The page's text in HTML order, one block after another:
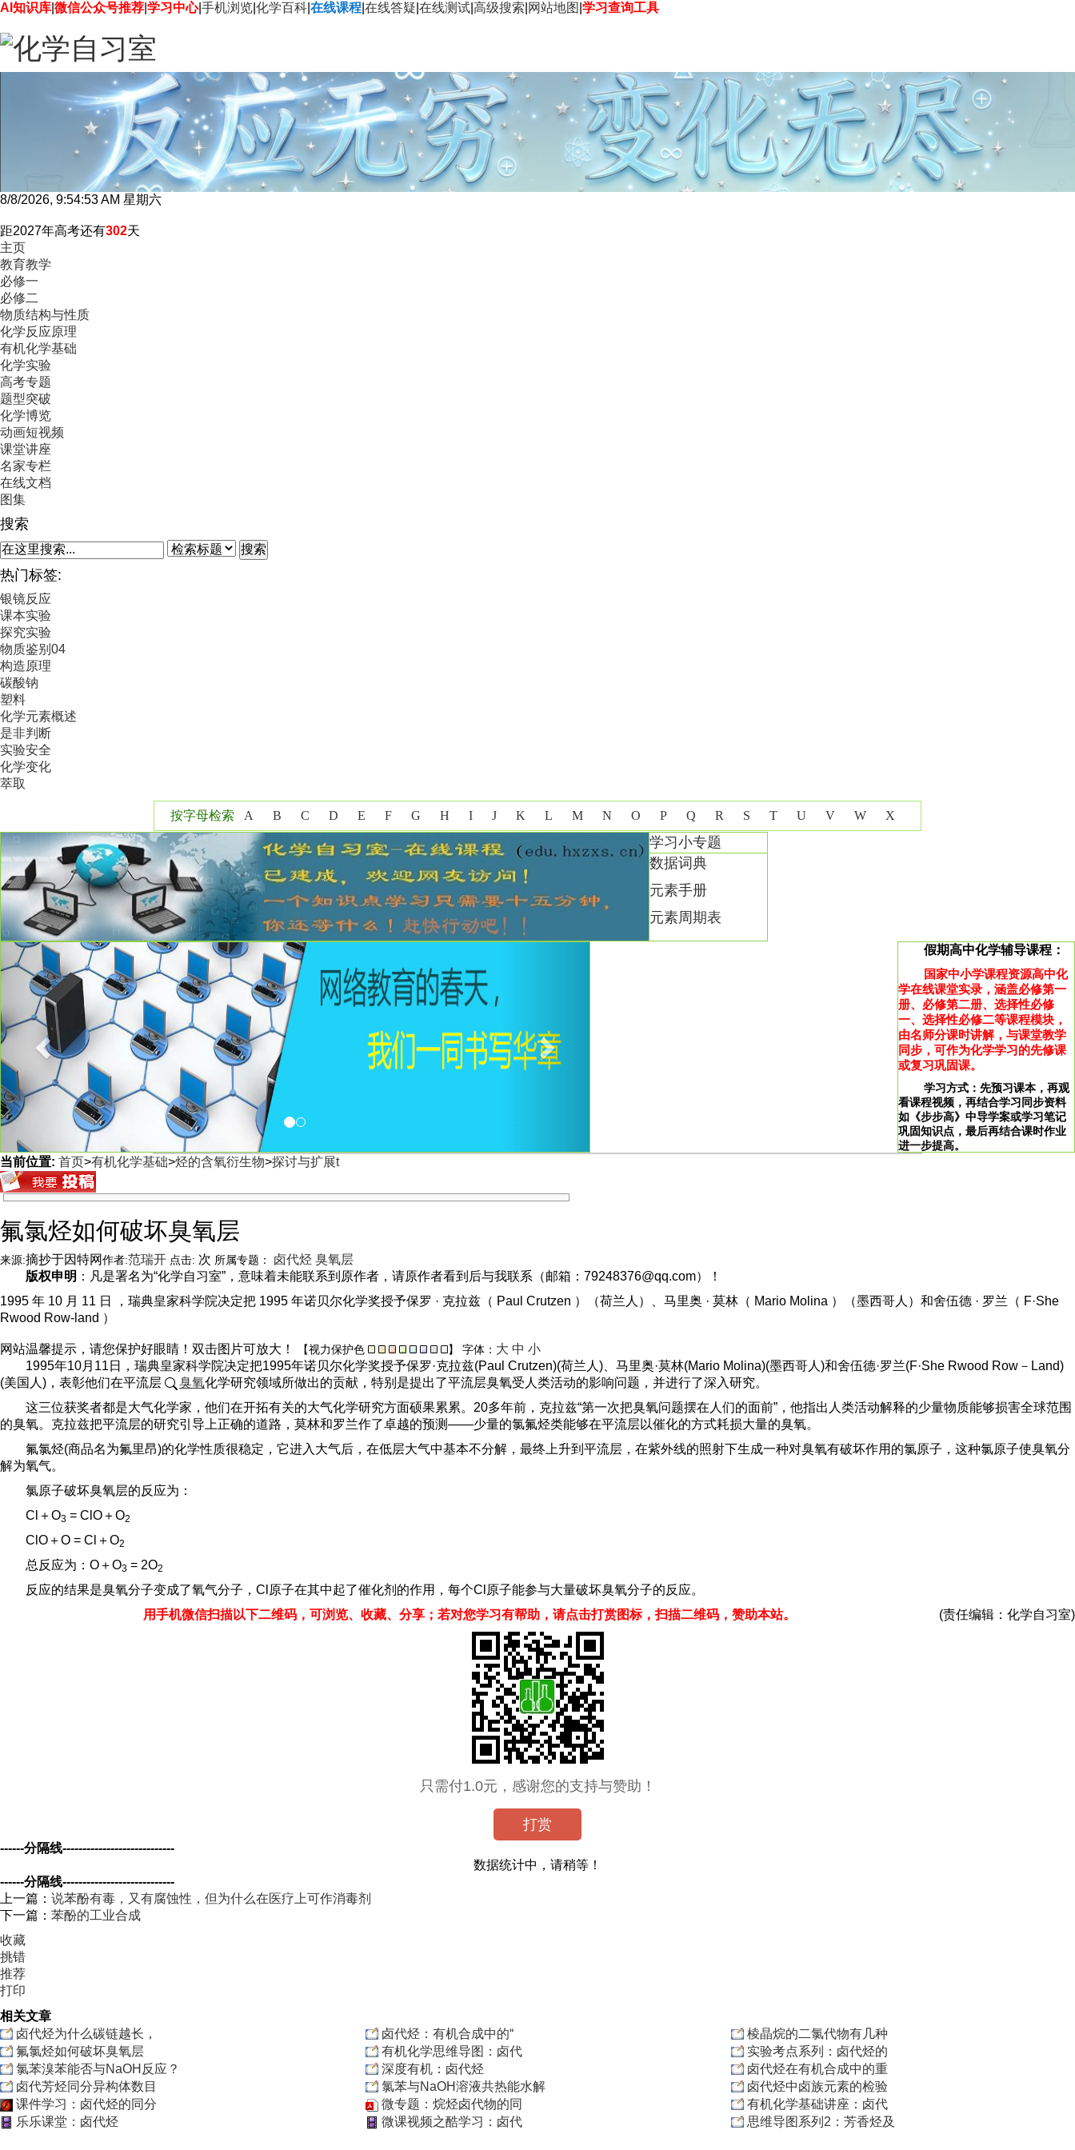
AI知识库 微信公众号推荐 学习中心|手机浏览 化学百科 在线课程 在线答疑 在线测试 高级搜索 网站地图 学习查询工具
8/8/2026, 9:54:54 AM 星期六
距2027年高考还有302天
主页
教育教学
必修一
必修二
物质结构与性质
化学反应原理
有机化学基础
化学实验
高考专题
题型突破
化学博览
动画短视频
课堂讲座
名家专栏
在线文档
图集
搜索
搜索
热门标签:
银镜反应
课本实验
探究实验
物质鉴别04
构造原理
碳酸钠
塑料
化学元素概述
是非判断
实验安全
化学变化
萃取
按字母检索 A B C D E F G H I J K L M N O P Q R S T U V W X
Y Z
学习小专题
数据词典
元素手册
元素周期表
Previous 假期高中化学辅导课程：
国家中小学课程资源高中化
学在线课堂实录，涵盖必修第一
册、必修第二册、选择性必修
一、选择性必修二等课程模块，
由名师分课时讲解，与课堂教学
同步，可作为化学学习的先修课
或复习巩固课。
学习方式：先预习课本，再观
看课程视频，再结合学习同步资料
如《步步高》中导学案或学习笔记
巩固知识点，最后再结合课时作业
进一步提高。
<
当前位置: 首页>有机化学基础>烃的含氧衍生物>探讨与扩展t
氟氯烃如何破坏臭氧层
来源:摘抄于因特网 作者:范瑞开 点击: 次 所属专题： 卤代烃 臭氧层
版权申明 ：凡是署名为“化学自习室”，意味着未能联系到原作者，请原作者看到后与我联系（邮箱：79248376@qq.com）！
1995 年 10 月 11 日 ，瑞典皇家科学院决定把 1995 年诺贝尔化学奖授予保罗 · 克拉兹（ Paul Crutzen ）（荷兰人）、马里奥 · 莫林（ Mario Molina ）（墨西哥人）和舍伍德 · 罗兰（ F·She
Rwood Row-land ）
网站温馨提示，请您保护好眼睛！双击图片可放大！ 【视力保护色 】 字体： 大 中 小
1995年10月11日
，瑞典皇家科学院决定把1995年诺贝尔化学奖授予保罗·克拉兹(Paul Crutzen)(荷兰人)、马里奥·莫林(Mario Mo lina)(墨西哥人)和舍伍德·罗兰(F·She Rwood Row －Land)
(美国人)，表彰他们在平流层
臭氧化学研究领域所做出的贡献，特别是提出了平流层臭氧受人类活动的影响问题，并进行了深入研究。
这三位获奖者都是大气化学家，他们在开拓有关的大气化学研究方面硕果累累。20多年前，克拉兹“第一次把臭氧问题摆在人们的面前”，他指出人类活动解释的少量物质能够损害全球范围
的臭氧。克拉兹把平流层的研究引导上正确的道路，莫林和罗兰作了卓越的预测——少量的氯氟烃类能够在平流层以催化的方式耗损大量的臭氧。
氟氯烃(商品名为氟里昂)的化学性质很稳定，它进入大气后，在低层大气中基本不分解，最终上升到平流层，在紫外线的照射下生成一种对臭氧有破坏作用的氯原子，这种氯原子使臭氧分
解为氧气。
氯原子破坏臭氧层的反应为：
Cl＋O3 = ClO＋O2
ClO＋O = Cl＋O2
总反应为：O＋O3 = 2O2
反应的结果是臭氧分子变成了氧气分子，Cl原子在其中起了催化剂的作用，每个Cl原子能参与大量破坏臭氧分子的反应。
(责任编辑：化学自习室)
用手机微信扫描以下二维码，可浏览、收藏、分享；若对您学习有帮助，请点击打赏图标，扫描二维码，赞助本站。
只需付1.0元，感谢您的支持与赞助！
打赏
------分隔线----------------------------
数据统计中，请稍等！
------分隔线----------------------------
上一篇： 说苯酚有毒，又有腐蚀性，但为什么在医疗上可作消毒剂
下一篇： 苯酚的工业合成
收藏
挑错
推荐
打印
相关文章
卤代烃为什么碳链越长，
卤代烃：有机合成中的“
棱晶烷的二氯代物有几种
氟氯烃如何破坏臭氧层
有机化学思维导图：卤代
实验考点系列：卤代烃的
氯苯溴苯能否与NaOH反应？
深度有机：卤代烃
卤代烃在有机合成中的重
卤代芳烃同分异构体数目
氯苯与NaOH溶液共热能水解
卤代烃中卤族元素的检验
课件学习：卤代烃的同分
微专题：烷烃卤代物的同
有机化学基础讲座：卤代
乐乐课堂：卤代烃
微课视频之酷学习：卤代 思维导图系列2：芳香烃及